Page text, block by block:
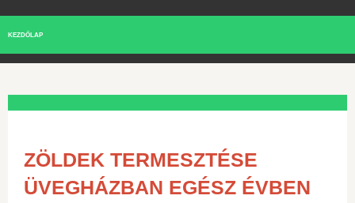
KEZDŐLAP
ZÖLDEK TERMESZTÉSE
ÜVEGHÁZBAN EGÉSZ ÉVBEN